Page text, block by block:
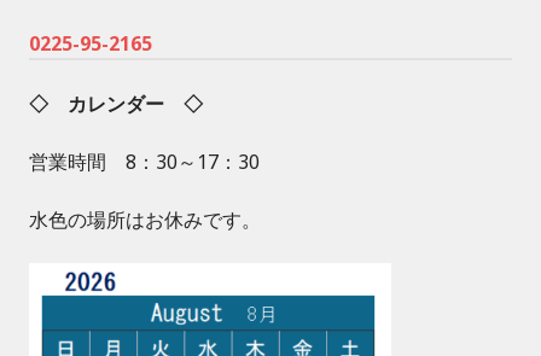
0225-95-2165
◇ カレンダー ◇
営業時間 8：30～17：30
水色の場所はお休みです。